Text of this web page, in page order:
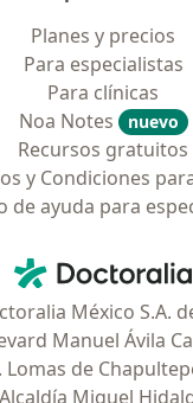
Planes y precios
Para especialistas
Para clínicas
Noa Notes
nuevo
Recursos gratuitos
y Condiciones
de ayuda para
Doctoralia -
México S.A.
Manuel Ávila
Lomas de
Alcaldía Miguel